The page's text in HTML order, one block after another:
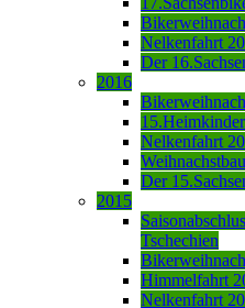
Nelkenfahrt
Der
2016
Nelkenfahrt
Der
2015
Tschechien
Himmelfahrt
Nelkenfahrt